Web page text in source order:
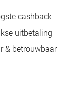
cashback
uitbetaling
& betrouwbaar